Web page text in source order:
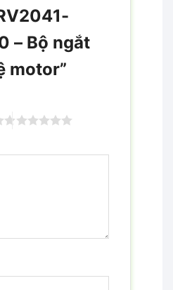
– Bộ ngắt
motor”